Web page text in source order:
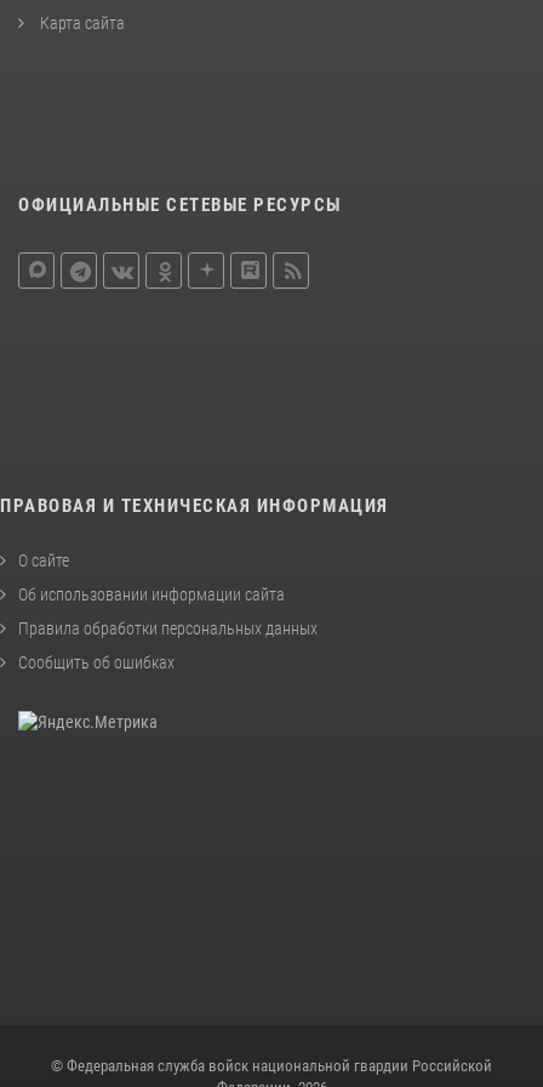
Карта сайта
ОФИЦИАЛЬНЫЕ СЕТЕВЫЕ РЕСУРСЫ
ПРАВОВАЯ И ТЕХНИЧЕСКАЯ ИНФОРМАЦИЯ
О сайте
Об использовании информации сайта
Правила обработки персональных данных
Сообщить об ошибках
© Федеральная служба войск национальной гвардии Российской